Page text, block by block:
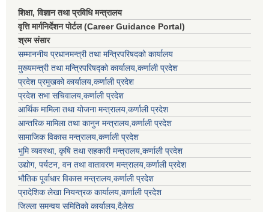
शिक्षा, विज्ञान तथा प्रविधि मन्त्रालय
वृत्ति मार्गनिर्देशन पोर्टल (Career Guidance Portal)
श्रम संसार
सम्माननीय प्रधानमन्त्री तथा मन्त्रिपरिषद‌को कार्यालय
मुख्यमन्त्री तथा मन्त्रिपरिषद्को कार्यालय,कर्णाली प्रदेश
प्रदेश प्रमुखको कार्यालय,कर्णाली प्रदेश
प्रदेश सभा सचिवालय,कर्णाली प्रदेश
आर्थिक मामिला तथा योजना मन्त्रालय,कर्णाली प्रदेश
आन्तरिक मामिला तथा कानुन मन्त्रालय,कर्णाली प्रदेश
सामाजिक विकास मन्त्रालय,कर्णाली प्रदेश
भुमि व्यवस्था, कृषि तथा सहकारी मन्त्रालय,कर्णाली प्रदेश
उद्योग, पर्यटन, वन तथा वातावरण मन्त्रालय,कर्णाली प्रदेश
भौतिक पूर्वाधार विकास मन्त्रालय,कर्णाली प्रदेश
प्रादेशिक लेखा नियन्त्रक कार्यालय,कर्णाली प्रदेश
जिल्ला समन्वय समितिको कार्यालय,दैलेख